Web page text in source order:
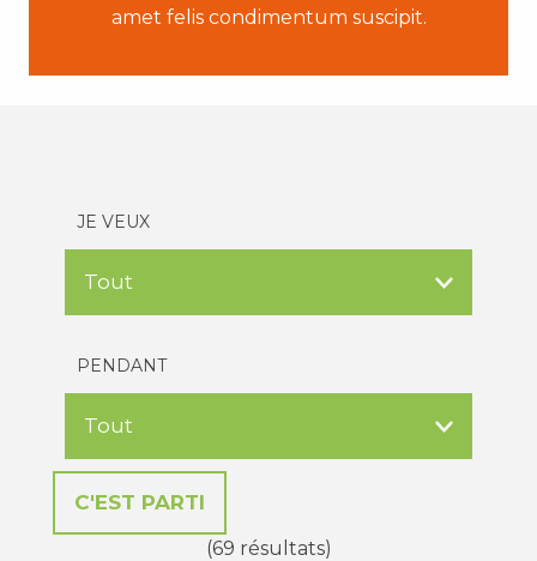
amet felis condimentum suscipit.
JE VEUX
PENDANT
(69 résultats)